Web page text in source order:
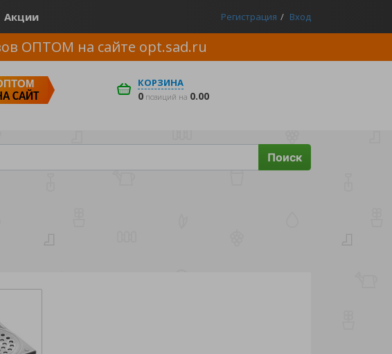
Акции Регистрация Вход
ОПТОМ на сайте opt.sad.ru
САЙТ
КОРЗИНА
0 позиций на 0.00
Поиск